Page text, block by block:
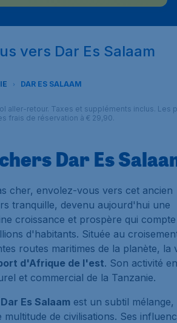
vers Dar Es Salaam
DAR ES SALAAM
aller-retour. Taxes et suppléments inclus. Les
frais de réservation à € 29,90.
Dar Es
cher, envolez-vous vers cet ancien
tranquille, devenu aujourd'hui une
croissance et prospère qui compte
d'habitants. Située au
routes maritimes de la planète, la
d'Afrique de l'est. Son activité en
et commercial de la Tanzanie.
Dar Es Salaam est un subtil mélange,
de civilisations. Ses